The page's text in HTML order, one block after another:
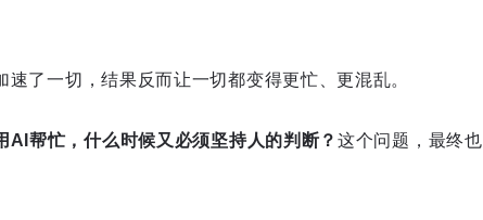
了一切，结果反而让一切都变得更忙、更混乱。
AI帮忙，什么时候又必须坚持人的判断？ 这个问题，最终也